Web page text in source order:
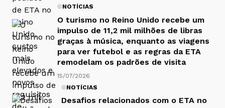
NOTÍCIAS
O turismo no Reino Unido recebe um
impulso de 11,2 mil milhões de libras
graças à música, enquanto as viagens
para ver futebol e as regras da ETA
remodelam os padrões de visita
15/07/2026
NOTÍCIAS
Desafios relacionados com o ETA no